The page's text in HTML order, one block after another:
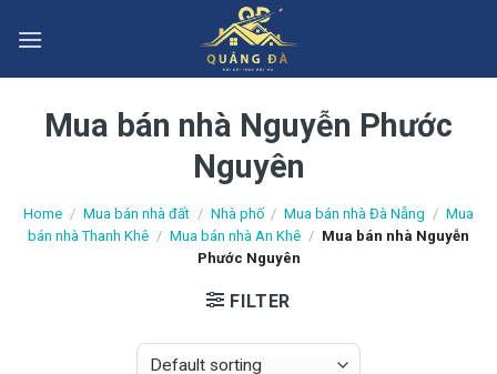
Mua bán nhà Nguyễn Phước
Nguyên
Home / Mua bán nhà đất / Nhà phố / Mua bán nhà Đà Nẵng / Mua
bán nhà Thanh Khê / Mua bán nhà An Khê / Mua bán nhà Nguyễn
Phước Nguyên
FILTER